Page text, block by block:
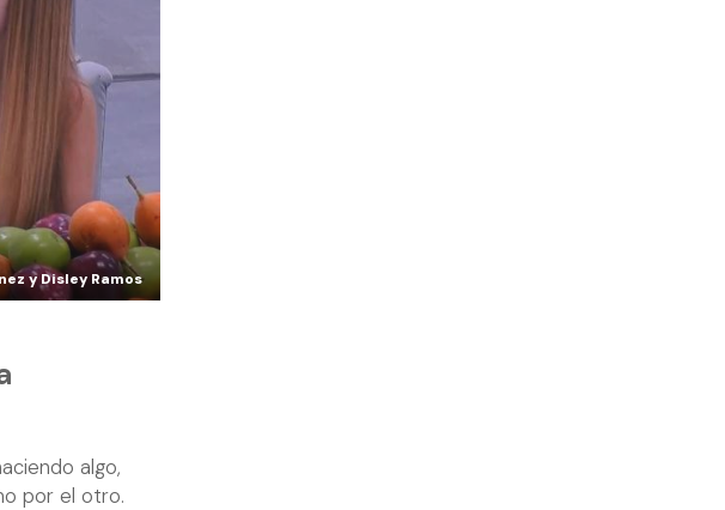
y Disley Ramos
algo,
por el otro.